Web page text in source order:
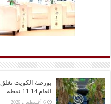
بورصة الكويت تغلق
العام 11.14 نقطة
6 أغسطس، 2026